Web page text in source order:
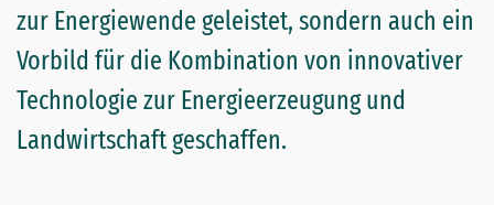
zur Energiewende geleistet, sondern auch ein
Vorbild für die Kombination von innovativer
Technologie zur Energieerzeugung und
Landwirtschaft geschaffen.